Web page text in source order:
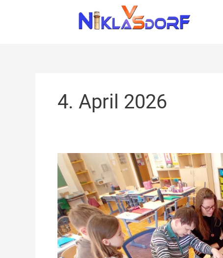
4. April 2026
„Inklusion
macht
Schule“